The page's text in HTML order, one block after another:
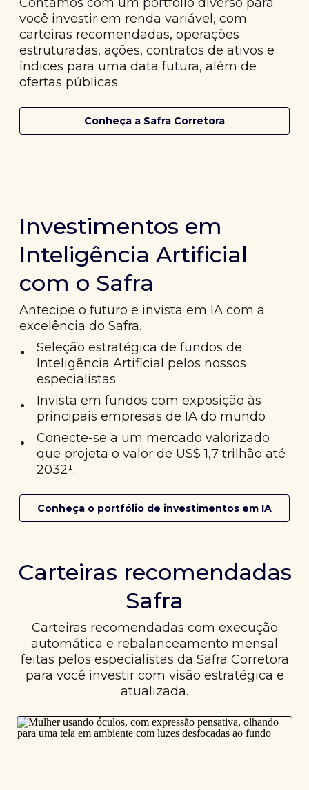
você investir em renda variável, com
carteiras recomendadas, operações
estruturadas, ações, contratos de ativos e
índices para uma data futura, além de
ofertas públicas.
Conheça a Safra Corretora
Investimentos em
Inteligência Artificial
com o Safra
Antecipe o futuro e invista em IA com a
excelência do Safra.
•
Seleção estratégica de fundos de
Inteligência Artificial pelos nossos
especialistas
•
Invista em fundos com exposição às
principais empresas de IA do mundo
•
Conecte-se a um mercado valorizado
que projeta o valor de US$ 1,7 trilhão até
2032¹.
Conheça o portfólio de investimentos em IA
Carteiras recomendadas
Safra
Carteiras recomendadas com execução
automática e rebalanceamento mensal
feitas pelos especialistas da Safra Corretora
para você investir com visão estratégica e
atualizada.